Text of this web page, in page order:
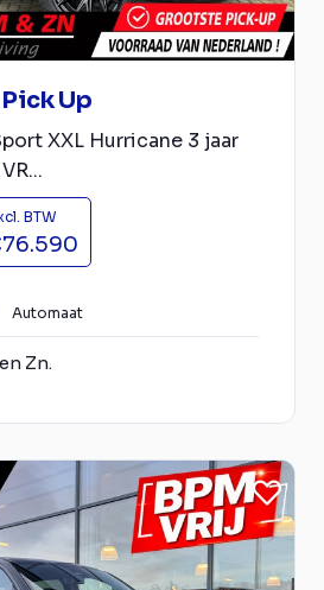
Up
XXL Hurricane 3 jaar
BTW
Automaat
Zn.